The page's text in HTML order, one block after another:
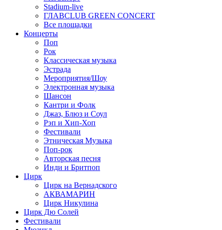
Stadium-live
ГЛАВCLUB GREEN CONCERT
Все площадки
Концерты
Поп
Рок
Классическая музыка
Эстрада
Мероприятия/Шоу
Электронная музыка
Шансон
Кантри и Фолк
Джаз, Блюз и Соул
Рэп и Хип-Хоп
Фестивали
Этническая Музыка
Поп-рок
Авторская песня
Инди и Бритпоп
Цирк
Цирк на Вернадского
АКВАМАРИН
Цирк Никулина
Цирк Дю Солей
Фестивали